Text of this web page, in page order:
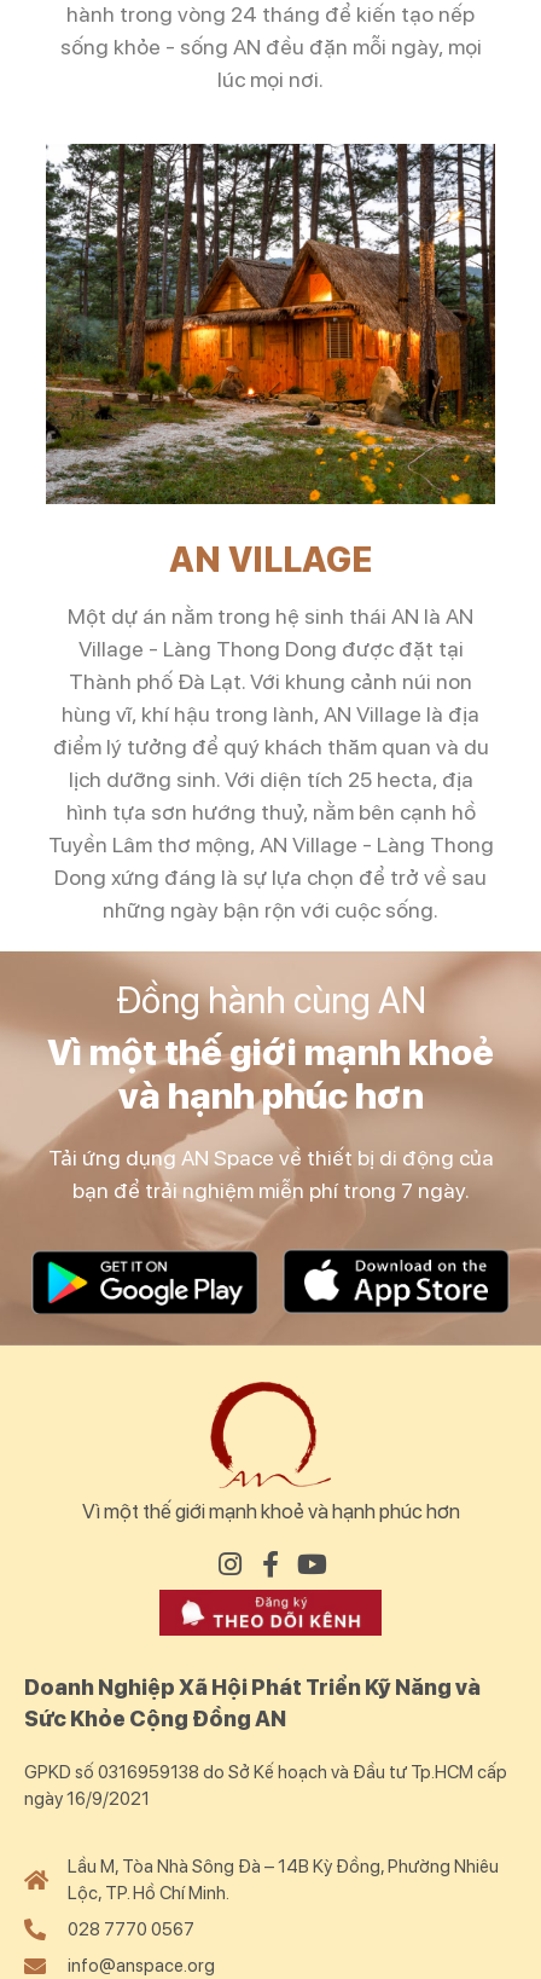
hành trong vòng 24 tháng để kiến tạo nếp
sống khỏe - sống AN đều đặn mỗi ngày, mọi
lúc mọi nơi.
AN VILLAGE
Một dự án nằm trong hệ sinh thái AN là AN
Village - Làng Thong Dong được đặt tại
Thành phố Đà Lạt. Với khung cảnh núi non
hùng vĩ, khí hậu trong lành, AN Village là địa
điểm lý tưởng để quý khách thăm quan và du
lịch dưỡng sinh. Với diện tích 25 hecta, địa
hình tựa sơn hướng thuỷ, nằm bên cạnh hồ
Tuyền Lâm thơ mộng, AN Village - Làng Thong
Dong xứng đáng là sự lựa chọn để trở về sau
những ngày bận rộn với cuộc sống.
Đồng hành cùng AN
Vì một thế giới mạnh khoẻ
và hạnh phúc hơn
Tải ứng dụng AN Space về thiết bị di động của
bạn để trải nghiệm miễn phí trong 7 ngày.
Vì một thế giới mạnh khoẻ và hạnh phúc hơn
Doanh Nghiệp Xã Hội Phát Triển Kỹ Năng và
Sức Khỏe Cộng Đồng AN
GPKD số 0316959138 do Sở Kế hoạch và Đầu tư Tp.HCM cấp
ngày 16/9/2021
Lầu M, Tòa Nhà Sông Đà – 14B Kỳ Đồng, Phường Nhiêu
Lộc, TP. Hồ Chí Minh.
028 7770 0567
info@anspace.org